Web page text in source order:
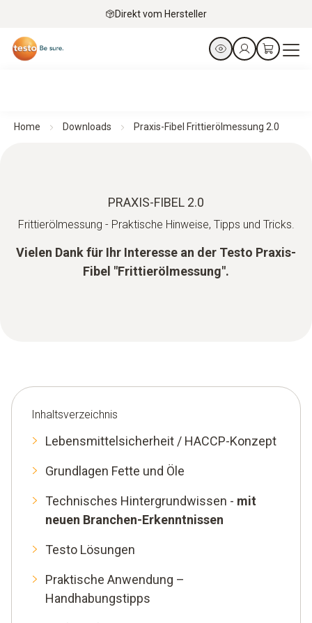
Direkt vom Hersteller
Home Downloads Praxis-Fibel Frittierölmessung 2.0
PRAXIS-FIBEL 2.0
Frittierölmessung - Praktische Hinweise, Tipps und Tricks.
Vielen Dank für Ihr Interesse an der Testo Praxis-
Fibel "Frittierölmessung".
Inhaltsverzeichnis
Lebensmittelsicherheit / HACCP-Konzept
Grundlagen Fette und Öle
Technisches Hintergrundwissen - mit
neuen Branchen-Erkenntnissen
Testo Lösungen
Praktische Anwendung –
Handhabungstipps